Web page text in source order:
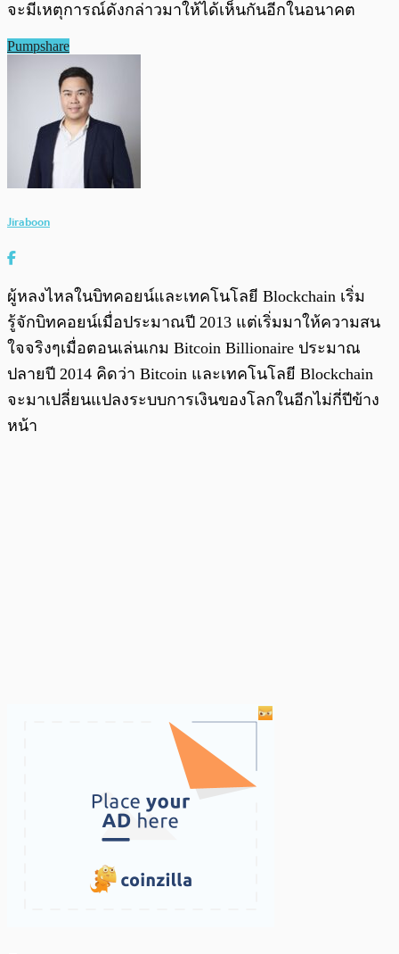
จะมีเหตุการณ์ดังกล่าวมาให้ได้เห็นกันอีกในอนาคต
Pumpshare
Jiraboon
ผู้หลงไหลในบิทคอยน์และเทคโนโลยี Blockchain เริ่ม
รู้จักบิทคอยน์เมื่อประมาณปี 2013 แต่เริ่มมาให้ความสน
ใจจริงๆเมื่อตอนเล่นเกม Bitcoin Billionaire ประมาณ
ปลายปี 2014 คิดว่า Bitcoin และเทคโนโลยี Blockchain
จะมาเปลี่ยนแปลงระบบการเงินของโลกในอีกไม่กี่ปีข้าง
หน้า